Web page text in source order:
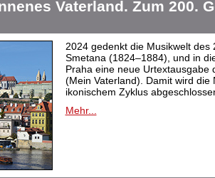
Vaterland. Zum 200.
2024 gedenkt die Musikwelt
Smetana (1824–1884), und in
Praha eine neue Urtextausgabe
(Mein Vaterland). Damit wird die
ikonischem Zyklus
Mehr...